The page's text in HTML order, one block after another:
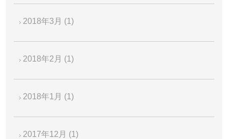
2018年3月 (1)
2018年2月 (1)
2018年1月 (1)
2017年12月 (1)